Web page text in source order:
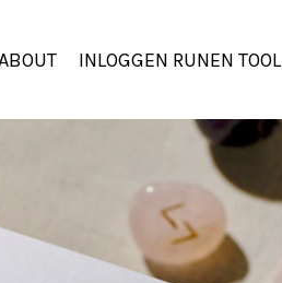
INLOGGEN RUNEN TOOL